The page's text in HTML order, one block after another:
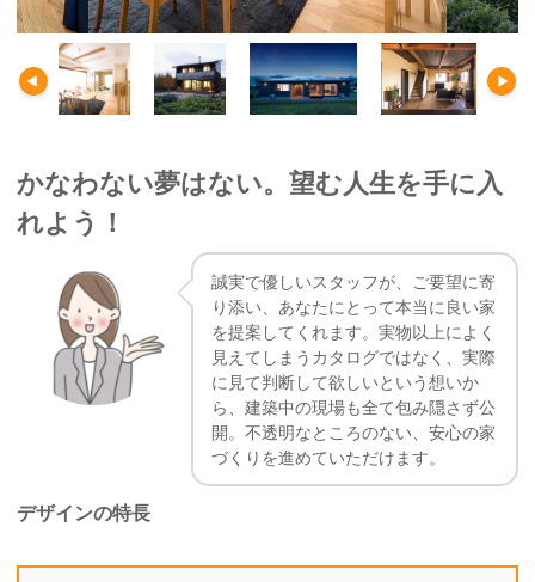
かなわない夢はない。望む人生を手に入
れよう！
誠実で優しいスタッフが、ご要望に寄
り添い、あなたにとって本当に良い家
を提案してくれます。実物以上によく
見えてしまうカタログではなく、実際
に見て判断して欲しいという想いか
ら、建築中の現場も全て包み隠さず公
開。不透明なところのない、安心の家
づくりを進めていただけます。
デザインの特長